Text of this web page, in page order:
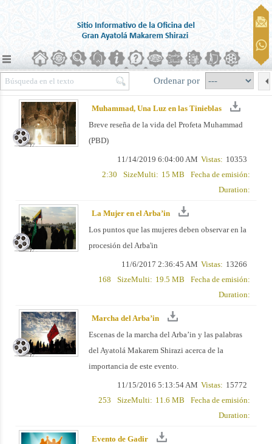
Ordenar por
Muhammad, Una Luz en las Tinieblas
Breve reseña de la vida del Profeta Muhammad
(PBD)
10353
Vistas:
11/14/2019 6:04:00 AM
Fecha de emisión:
15 MB
SizeMulti:
2:30
Duration:
La Mujer en el Arba’in
Los puntos que las mujeres deben observar en la
procesión del Arba'in
13266
Vistas:
11/6/2017 2:36:45 AM
Fecha de emisión:
19.5 MB
SizeMulti:
168
Duration:
Marcha del Arba’in
Escenas de la marcha del Arba’in y las palabras
del Ayatolá Makarem Shirazi acerca de la
importancia de este evento.
15772
Vistas:
11/15/2016 5:13:54 AM
Fecha de emisión:
11.6 MB
SizeMulti:
253
Duration:
Evento de Gadir